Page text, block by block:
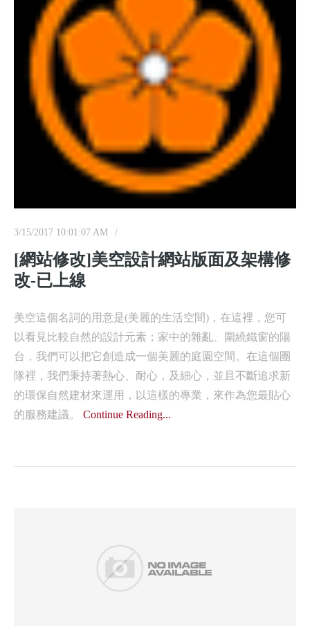
3/15/2017 10:01:07 AM
[網站修改]美空設計網站版面及架構修
改-已上線
美空這個名詞的用意是(美麗的生活空間)，在這裡，您可
以看見比較自然的設計元素；家中的雜亂、圍繞鐵窗的陽
台，我們可以把它創造成一個美麗的庭園空間。在這個團
隊裡，我們秉持著熱心、耐心，及細心，並且不斷追求新
的環保自然建材來運用，以這樣的專業，來作為您最貼心
的服務建議。 Continue Reading...